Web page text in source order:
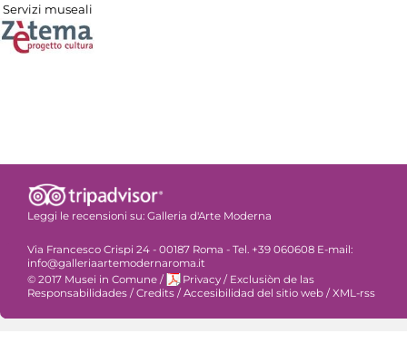
Servizi museali
Leggi le recensioni su: Galleria d'Arte Moderna
Via Francesco Crispi 24 - 00187 Roma - Tel. +39 060608 E-mail:
info@galleriaartemodernaroma.it
© 2017 Musei in Comune / Privacy / Exclusiòn de las
Responsabilidades / Credits / Accesibilidad del sitio web / XML-rss